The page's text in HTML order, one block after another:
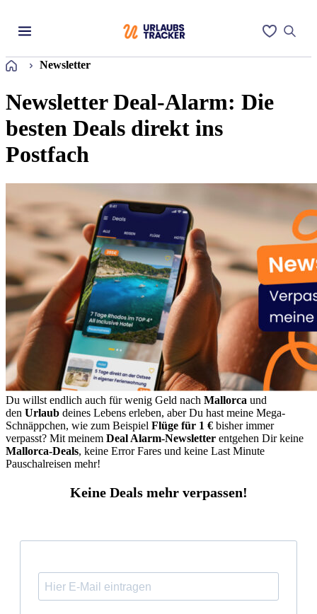
Startseite
Newsletter
Newsletter Deal-Alarm: Die
besten Deals direkt ins
Postfach
Du willst endlich auch für wenig Geld nach Mallorca und
den Urlaub deines Lebens erleben, aber Du hast meine Mega-
Schnäppchen, wie zum Beispiel Flüge für 1 € bisher immer
verpasst? Mit meinem Deal Alarm-Newsletter entgehen Dir keine
Mallorca-Deals, keine Error Fares und keine Last Minute
Pauschalreisen mehr!
Keine Deals mehr verpassen!